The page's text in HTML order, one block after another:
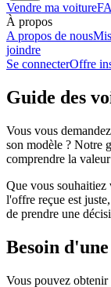
Vendre ma voiture
À propos
A propos de nous
joindre
Se connecterOffre
Guide des
Vous vous
son modèle ? Notre
comprendre la
Que vous
l'offre reçue est
de prendre une
Besoin
Vous pouvez obtenir